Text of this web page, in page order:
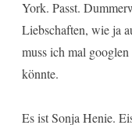
York. Passt.
Liebschaften, wie ja
muss ich mal
könnte.
Es ist Sonja Henie.